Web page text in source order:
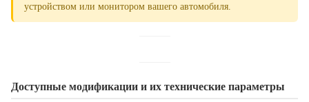
устройством или монитором вашего автомобиля.
Доступные модификации и их технические параметры